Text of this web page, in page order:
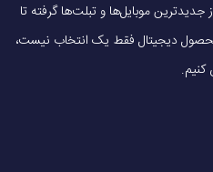
جدیدترین موبایل‌ها و تبلت‌ها گرفته تا
محصول دیجیتال فقط یک انتخاب نیست،